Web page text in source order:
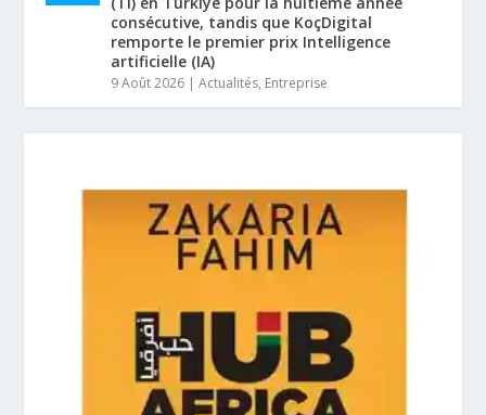
consécutive, tandis que KoçDigital
remporte le premier prix Intelligence
artificielle (IA)
9 Août 2026 |Actualités, Entreprise